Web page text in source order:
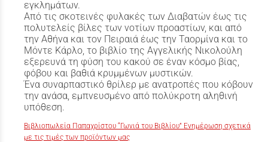
εγκλημάτων.
Από τις σκοτεινές φυλακές των Διαβατών έως τις
πολυτελείς βίλες των νοτίων προαστίων, και από
την Αθήνα και τον Πειραιά έως την Ταορμίνα και το
Μόντε Κάρλο, το βιβλίο της Αγγελικής Νικολούλη
εξερευνά τη φύση του κακού σε έναν κόσμο βίας,
φόβου και βαθιά κρυμμένων μυστικών.
Ένα συναρπαστικό θρίλερ με ανατροπές που κόβουν
την ανάσα, εμπνευσμένο από πολύκροτη αληθινή
υπόθεση.
Βιβλιοπωλεία Παπαχρίστου “Γωνιά του Βιβλίου” Ενημέρωση σχετικά
με τις τιμές των προϊόντων μας